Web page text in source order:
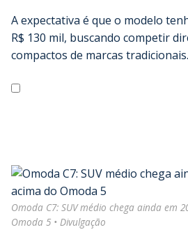
A expectativa é que o modelo
R$ 130 mil, buscando competir
compactos de marcas tradicionais.
Omoda C7: SUV médio chega ainda em
Omoda 5 • Divulgação